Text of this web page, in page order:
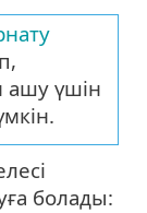
ашу үшін
болады: